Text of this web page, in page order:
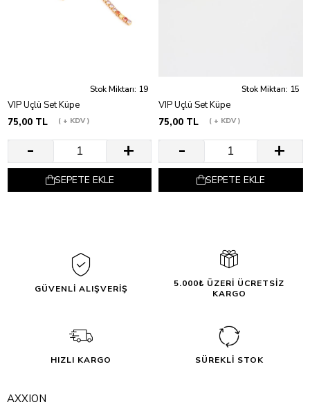
Stok Miktarı: 19
VIP Üçlü Set Küpe
75,00 TL
+ KDV
SEPETE EKLE
Stok Miktarı: 15
VIP Üçlü Set Küpe
75,00 TL
+ KDV
SEPETE EKLE
GÜVENLİ ALIŞVERİŞ
5.000₺ ÜZERİ ÜCRETSİZ
KARGO
HIZLI KARGO SÜREKLİ STOK
AXXION